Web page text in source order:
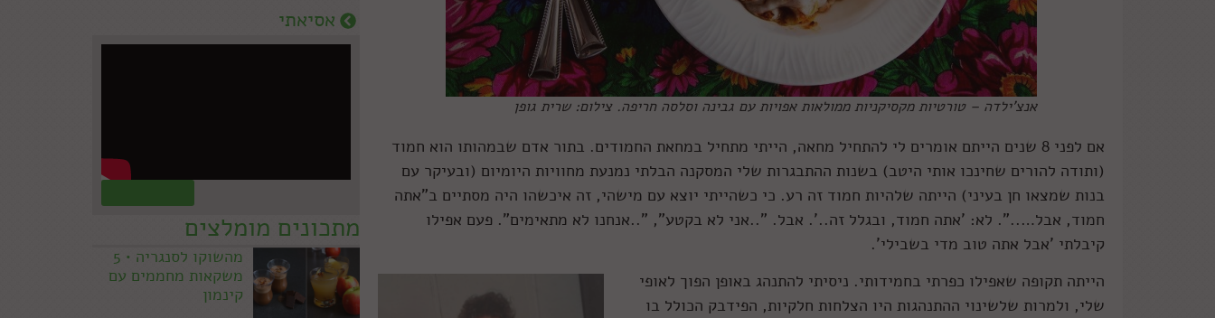
אסיאתי
מתכונים מומלצים
מהשוקו לסנגריה • 5
משקאות מחממים עם
קינמון
אנצ'ילדה – טורטיות מקסיקניות ממולאות אפויות עם גבינה וסלסה חריפה. צילום: שרית גופן
אם לפני 8 שנים הייתם אומרים לי להתחיל מחאה, הייתי מתחיל במחאת החמודים. בתור אדם שבמהותו הוא חמוד
(ותודה להורים שחינכו אותי היטב) בשנות ההתבגרות שלי המסקנה הבלתי נמנעת מחוויות היומיום (ובעיקר עם
בנות שמצאו חן בעיני) הייתה שלהיות חמוד זה רע. כי כשהייתי יוצא עם מישהי, זה איכשהו היה מסתיים ב"אתה
חמוד, אבל…..". לא: 'אתה חמוד, ובגלל זה..'. אבל. "..אני לא בקטע", "..אנחנו לא מתאימים". פעם אפילו
קיבלתי 'אבל אתה טוב מדי בשבילי'.
הייתה תקופה שאפילו כפרתי בחמידותי. ניסיתי להתנהג באופן הפוך לאופי
שלי, ולמרות שלשינוי ההתנהגות היו הצלחות חלקיות, הפידבק הכולל בו